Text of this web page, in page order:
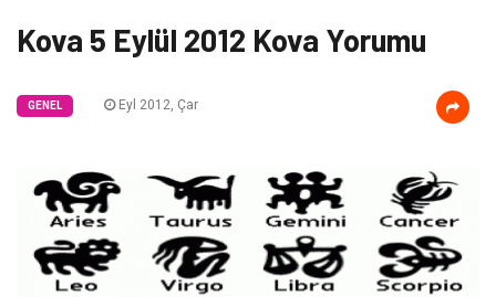
Kova 5 Eylül 2012 Kova Yorumu
GENEL Eyl 2012, Çar